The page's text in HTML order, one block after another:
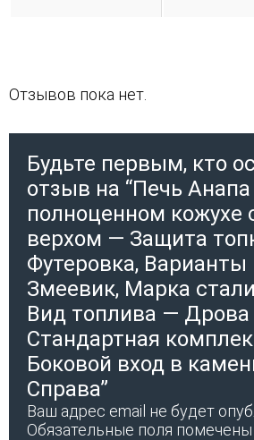
Отзывов пока нет.
Будьте первым, кто
отзыв на “Печь
полноценном
верхом — Защита
Футеровка,
Змеевик, Марка
Вид топлива — Дрова
Стандартная
Боковой вход в
Справа”
Ваш адрес email не будет
Обязательные поля помечены